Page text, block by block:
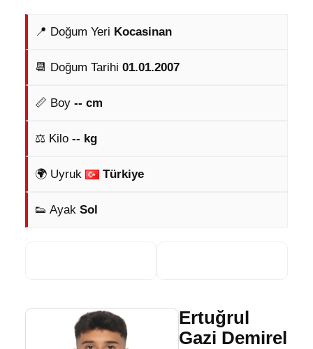
📍 Doğum Yeri Kocasinan
📆 Doğum Tarihi 01.01.2007
📏 Boy -- cm
⚖️ Kilo -- kg
🌍 Uyruk Türkiye
👟 Ayak Sol
Ertuğrul
Gazi Demirel